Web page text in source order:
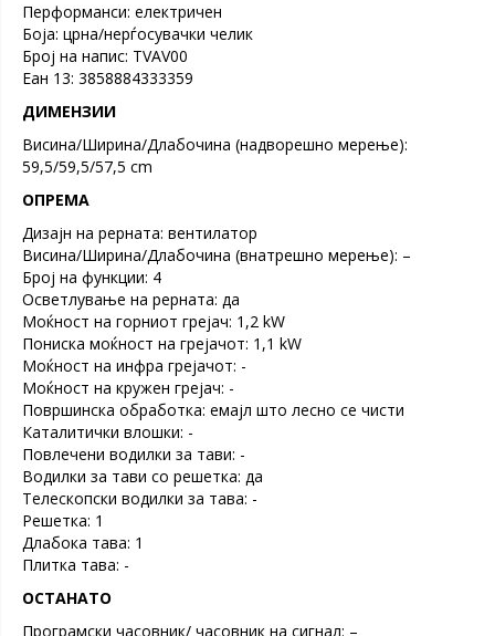
Перформанси: електричен
Боја: црна/нерѓосувачки челик
Број на напис: TVAV00
Еан 13: 3858884333359
ДИМЕНЗИИ
Висина/Ширина/Длабочина (надворешно мерење):
59,5/59,5/57,5 cm
ОПРЕМА
Дизајн на рерната: вентилатор
Висина/Ширина/Длабочина (внатрешно мерење): –
Број на функции: 4
Осветлување на рерната: да
Моќност на горниот грејач: 1,2 kW
Пониска моќност на грејачот: 1,1 kW
Моќност на инфра грејачот: -
Моќност на кружен грејач: -
Површинска обработка: емајл што лесно се чисти
Каталитички влошки: -
Повлечени водилки за тави: -
Водилки за тави со решетка: да
Телескопски водилки за тава: -
Решетка: 1
Длабока тава: 1
Плитка тава: -
ОСТАНАТО
Програмски часовник/ часовник на сигнал: –